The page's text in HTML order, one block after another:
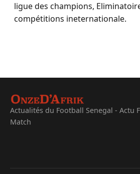
ligue des champions,
compétitions ineternationale.
Actualités du Football Senegal - Actu
Match